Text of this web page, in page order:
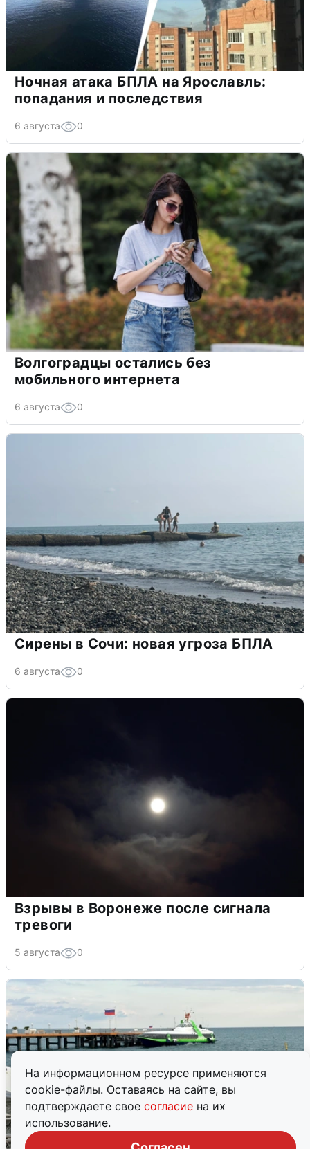
На информационном ресурсе применяются
cookie-файлы. Оставаясь на сайте, вы
подтверждаете свое согласие на их
использование.
Ночная атака БПЛА на Ярославль:
попадания и последствия
6 августа 0
Волгоградцы остались без
мобильного интернета
6 августа 0
Сирены в Сочи: новая угроза БПЛА
6 августа 0
Взрывы в Воронеже после сигнала
тревоги
5 августа 0